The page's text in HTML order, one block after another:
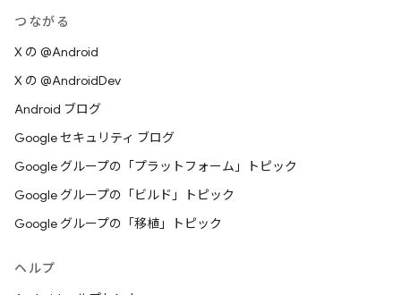
つながる
X の @Android
X の @AndroidDev
Android ブログ
Google セキュリティ ブログ
Google グループの「プラットフォーム」トピック
Google グループの「ビルド」トピック
Google グループの「移植」トピック
ヘルプ